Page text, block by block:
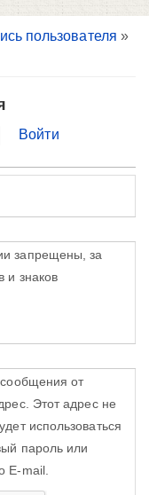
пользователя »
вкладка)
Войти
запрещены, за
и знаков
от
Этот адрес не
использоваться
пароль или
E-mail.